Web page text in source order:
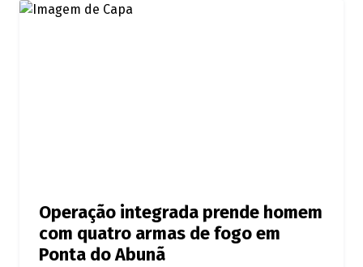
Operação integrada prende homem
com quatro armas de fogo em
Ponta do Abunã